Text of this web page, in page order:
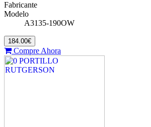
Fabricante
Modelo
A3135-190OW
184.00€
Compre Ahora